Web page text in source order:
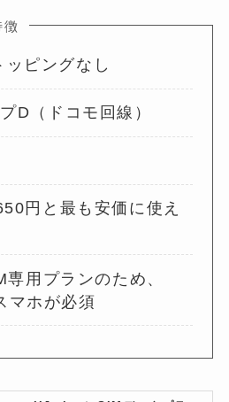
徴
ピングなし
D（ドコモ回線）
円と最も安価に使え
用プランのため、
マホが必須